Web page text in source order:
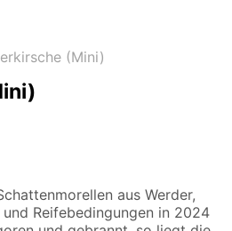
(Mini)
aus Werder,
Reifebedingungen in 2024